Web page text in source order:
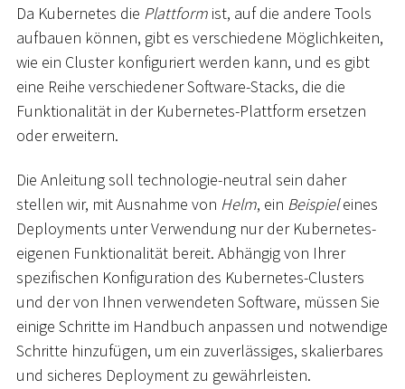
Da Kubernetes die Plattform ist, auf die andere Tools
aufbauen können, gibt es verschiedene Möglichkeiten,
wie ein Cluster konfiguriert werden kann, und es gibt
eine Reihe verschiedener Software-Stacks, die die
Funktionalität in der Kubernetes-Plattform ersetzen
oder erweitern.
Die Anleitung soll technologie-neutral sein daher
stellen wir, mit Ausnahme von Helm, ein Beispieleines
Deployments unter Verwendung nur der Kubernetes-
eigenen Funktionalität bereit. Abhängig von Ihrer
spezifischen Konfiguration des Kubernetes-Clusters
und der von Ihnen verwendeten Software, müssen Sie
einige Schritte im Handbuch anpassen und notwendige
Schritte hinzufügen, um ein zuverlässiges, skalierbares
und sicheres Deployment zu gewährleisten.